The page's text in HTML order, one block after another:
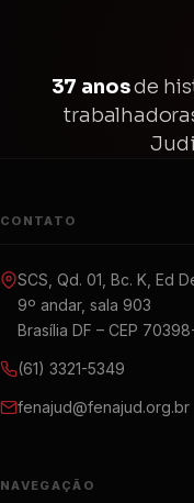
37 anosde
CONTATO
SCS, Qd. 01, Bc. K, Ed
9º andar, sala 903
Brasília DF – CEP
(61) 3321-5349
fenajud@fenajud.org.br
NAVEGAÇÃO